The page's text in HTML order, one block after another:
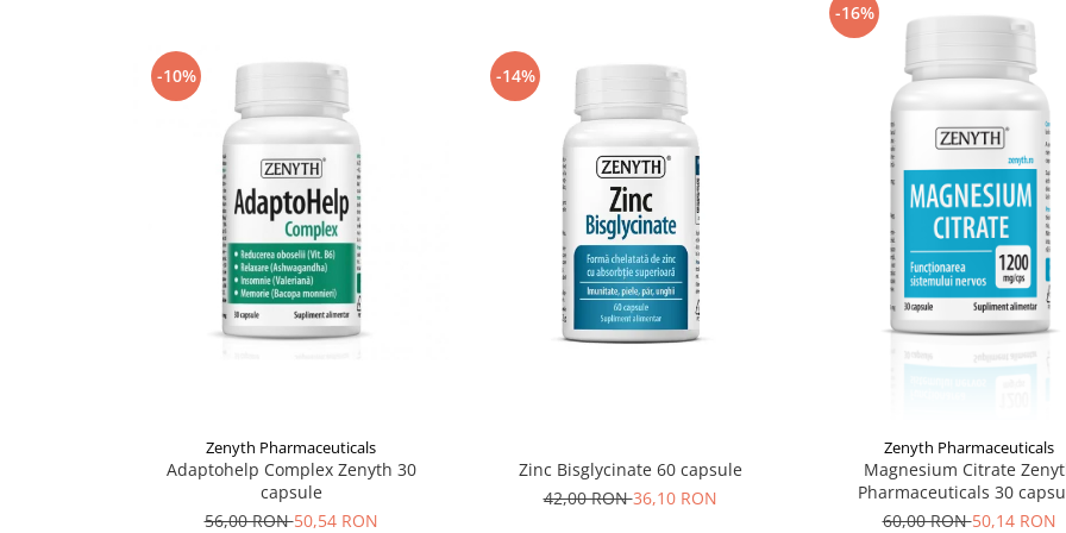
Supliment Vitamina E
-10%
Zenyth Pharmaceuticals
Adaptohelp Complex Zenyth 30
capsule
56,00 RON50,54 RON
-14%
Zinc Bisglycinate 60 capsule
42,00 RON36,10 RON
-16%
Zenyth Pharmaceuticals
Magnesium Citrate
Pharmaceuticals 30
60,00 RON50,14 RON